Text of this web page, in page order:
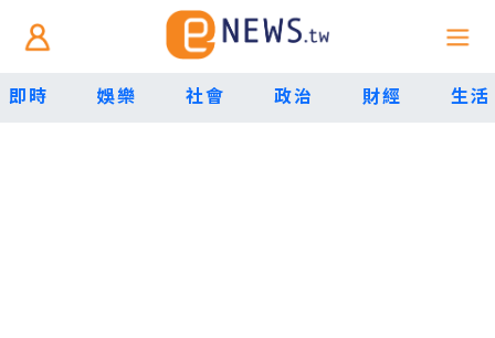
即時 娛樂 社會 政治 財經 生活